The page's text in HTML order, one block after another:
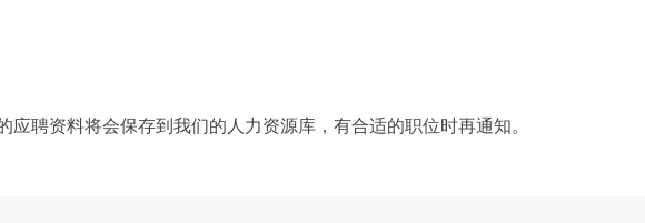
聘资料将会保存到我们的人力资源库，有合适的职位时再通知。